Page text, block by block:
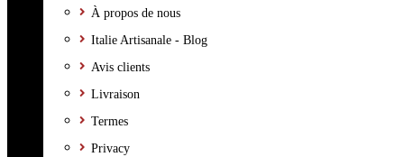
À propos de nous
Italie Artisanale - Blog
Avis clients
Livraison
Termes
Privacy